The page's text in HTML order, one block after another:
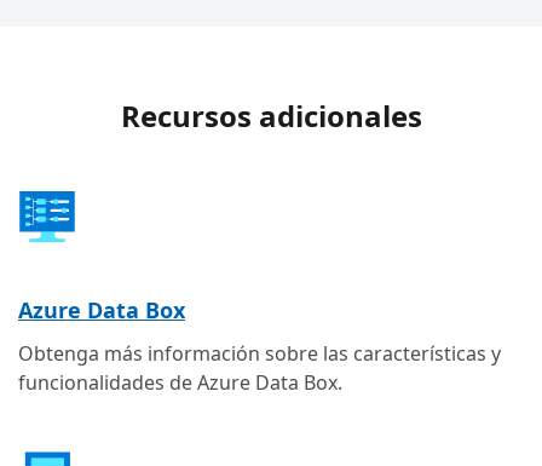
Recursos adicionales
Azure Data Box
Obtenga más información sobre las características y
funcionalidades de Azure Data Box.